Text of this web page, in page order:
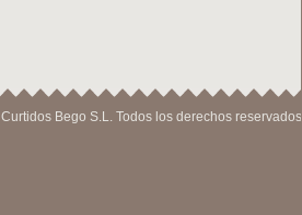
Curtidos Bego S.L. Todos los derechos reservados